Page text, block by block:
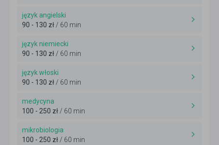
język angielski
90 - 130 zł/ 60 min
język niemiecki
90 - 130 zł/ 60 min
język włoski
90 - 130 zł/ 60 min
medycyna
100 - 250 zł/ 60 min
mikrobiologia
100 - 250 zł/ 60 min